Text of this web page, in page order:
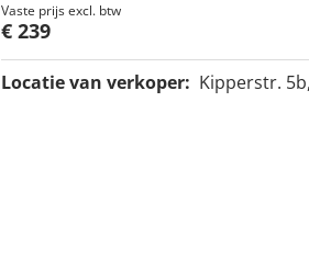
Vaste prijs excl. btw
€ 239
Locatie van verkoper: Kipperstr.